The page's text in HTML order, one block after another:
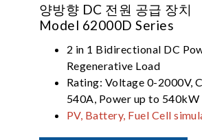
양방향 DC 전원 공급 장치
Model 62000D Series
2 in 1 Bidirectional DC
Regenerative Load
Rating: Voltage 0-2000V,
540A, Power up to 540kW
PV, Battery, Fuel Cell